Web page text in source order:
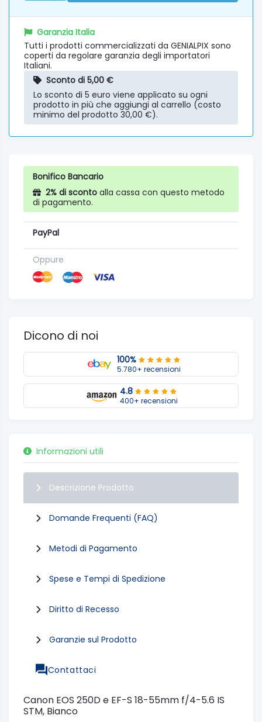
Garanzia Italia
Tutti i prodotti commercializzati da GENIALPIX sono
coperti da regolare garanzia degli importatori
Italiani.
Sconto di 5,00 €
Lo sconto di 5 euro viene applicato su ogni
prodotto in più che aggiungi al carrello (costo
minimo del prodotto 30,00 €).
Bonifico Bancario
2% di sconto alla cassa con questo metodo
di pagamento.
PayPal
Oppure
Dicono di noi
100%
5.780+ recensioni
4.8
400+ recensioni
Informazioni utili
Descrizione Prodotto
Domande Frequenti (FAQ)
Metodi di Pagamento
Spese e Tempi di Spedizione
Diritto di Recesso
Garanzie sul Prodotto
Contattaci
Canon EOS 250D e EF-S 18-55mm f/4-5.6 IS
STM, Bianco